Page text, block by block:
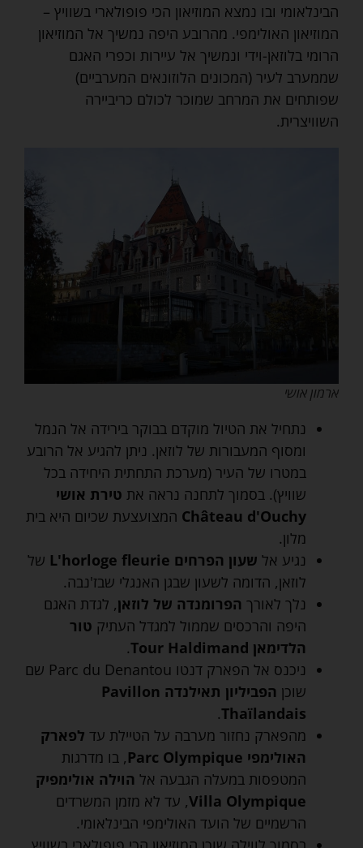
הבינלאומי ובו נמצא המוזיאון הכי פופולארי בשוויץ –
המוזיאון האולימפי. מהרובע היפה נמשיך אל המוזיאון
הרומי בלוזאן-וידי ונמשיך אל עיירות וכפרי האגם
שממערב לעיר (המכונים הלוזונאים המערביים)
שפותחים את המרחב שמוכר לכולם כריביירה
השוויצרית.
ארמון אושי
נתחיל את הטיול מוקדם בבוקר בירידה אל הנמל
ומסוף המעבורות של לוזאן. ניתן להגיע אל הרובע
במטרו של העיר (מערכת התחתית היחידה בכל
שוויץ). בסמוך לתחנה נראה אתטירת אושי
Château d'Ouchy המצועצעת שכיום היא בית
מלון.
נגיע אלשעון הפרחים L'horloge fleurie
של
לוזאן, הדומה לשעון שבגן האנגלי שבז'נבה.
נלך לאורךהפרומנדה של לוזאן, לגדת האגם
היפה והרכסים שממול למגדל העתיקטור
הלדימאן Tour Haldimand
.
ניכנס אל הפארק דנטו Parc du Denantou שם
שוכן
הפביליון תאילנדה Pavillon
Thaïlandais
.
מהפארק נחזור מערבה על הטיילת עדלפארק
האולימפי Parc Olympique
, בו מדרגות
המטפסות במעלה הגבעה אלהוילה אולימפיק
Villa Olympique, עד לא מזמן המשרדים
הרשמיים של הועד האולימפי הבינלאומי.